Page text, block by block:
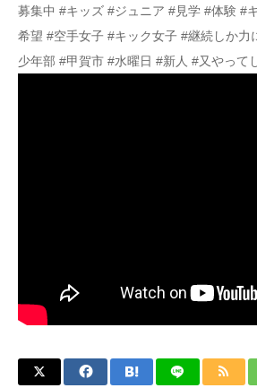
募集中 #キッズ #ジュニア #見学 #体験 #
希望 #空手女子 #キック女子 #継続しか力
少年部 #甲賀市 #水曜日 #新人 #又やって